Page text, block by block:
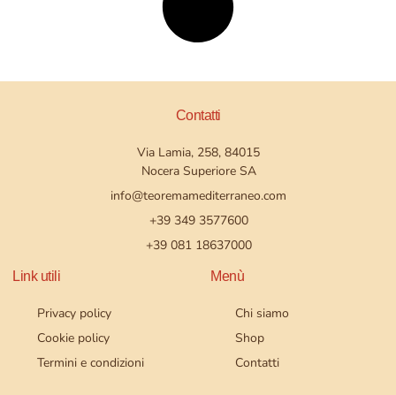
Menù
Chi siamo
Shop
Contatti
Link utili
Privacy policy
Cookie policy
Termini e condizioni
Contatti
Via Lamia, 258, 84015
Nocera Superiore SA
info@teoremamediterraneo.com
+39 349 3577600
+39 081 18637000